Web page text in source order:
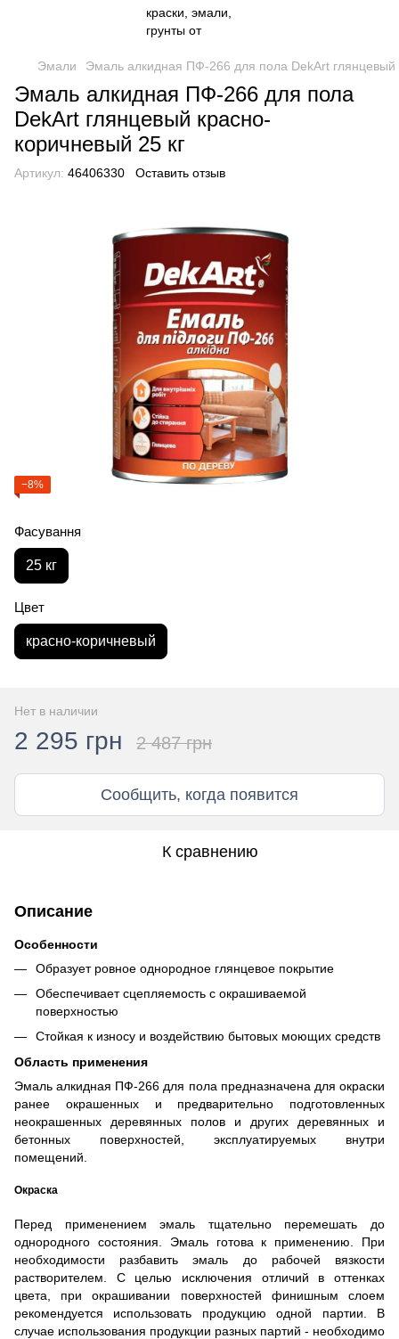
Эмали Эмаль алкидная ПФ-266 для пола DekArt глянцевый
Эмаль алкидная ПФ-266 для пола
DekArt глянцевый красно-
коричневый 25 кг
Артикул: 46406330 Оставить отзыв
−8%
Фасування
25 кг
Цвет
красно-коричневый
Нет в наличии
2 295 грн 2 487 грн
Сообщить, когда появится
К сравнению
Описание
Особенности
Образует ровное однородное глянцевое покрытие
Обеспечивает сцепляемость с окрашиваемой
поверхностью
Стойкая к износу и воздействию бытовых моющих средств
Область применения
Эмаль алкидная ПФ-266 для пола предназначена для окраски
ранее окрашенных и предварительно подготовленных
неокрашенных деревянных полов и других деревянных и
бетонных поверхностей, эксплуатируемых внутри
помещений.
Окраска
Перед применением эмаль тщательно перемешать до
однородного состояния. Эмаль готова к применению. При
необходимости разбавить эмаль до рабочей вязкости
растворителем. С целью исключения отличий в оттенках
цвета, при окрашивании поверхностей финишным слоем
рекомендуется использовать продукцию одной партии. В
случае использования продукции разных партий - необходимо